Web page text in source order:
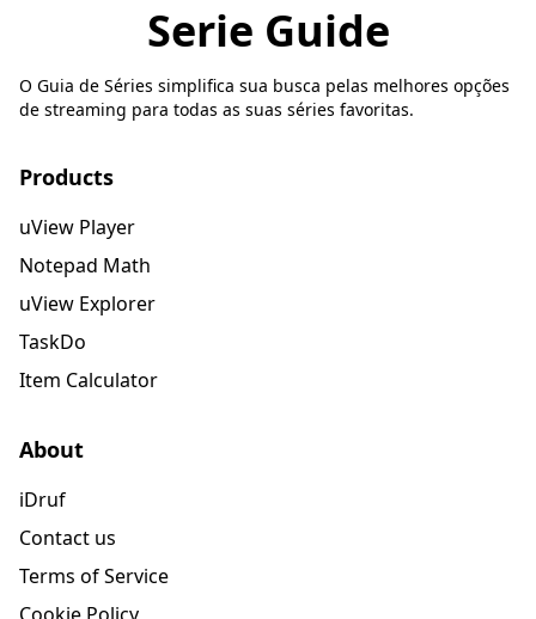
Serie Guide
O Guia de Séries simplifica sua busca pelas melhores opções
de streaming para todas as suas séries favoritas.
Products
uView Player
Notepad Math
uView Explorer
TaskDo
Item Calculator
About
iDruf
Contact us
Terms of Service